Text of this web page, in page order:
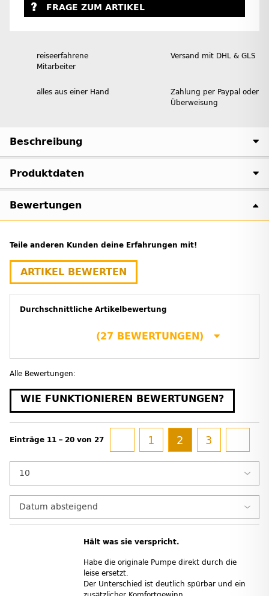
FRAGE ZUM ARTIKEL
reiseerfahrene
Mitarbeiter
Versand mit DHL & GLS
alles aus einer Hand
Zahlung per Paypal oder
Überweisung
Beschreibung
Produktdaten
Bewertungen
Durchschnittliche Artikelbewertung
(27 BEWERTUNGEN)
Teile anderen Kunden deine Erfahrungen mit!
ARTIKEL BEWERTEN
Alle Bewertungen:
WIE FUNKTIONIEREN BEWERTUNGEN?
Einträge 11 – 20 von 27 1 2 3
Hält was sie verspricht.
Habe die originale Pumpe direkt durch die
leise ersetzt.
Der Unterschied ist deutlich spürbar und ein